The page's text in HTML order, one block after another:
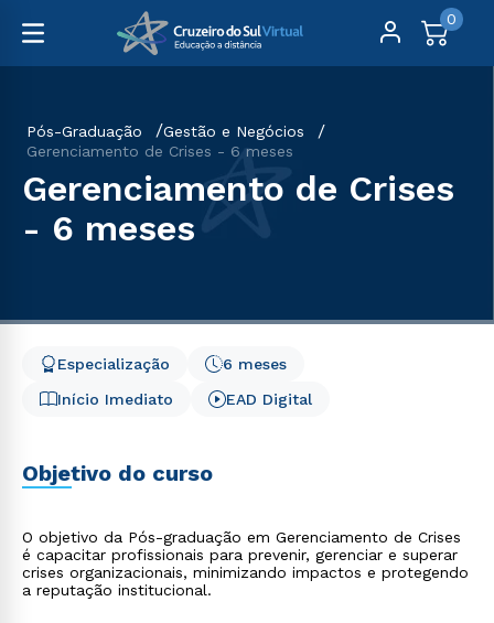
0
Pós-Graduação
Gestão e Negócios
Gerenciamento de Crises - 6 meses
Gerenciamento de Crises
- 6 meses
Início Imediato
6 meses
Especialização
EAD Digital
Objetivo do curso
O objetivo da Pós-graduação em Gerenciamento de Crises
é capacitar profissionais para prevenir, gerenciar e superar
crises organizacionais, minimizando impactos e protegendo
a reputação institucional.